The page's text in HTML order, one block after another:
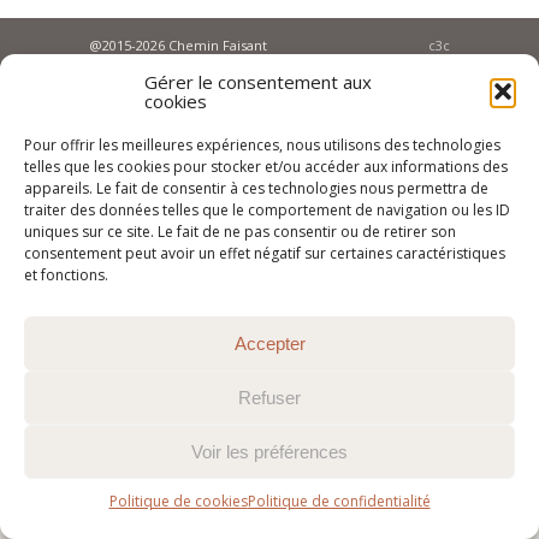
Gérer le consentement aux
cookies
Pour offrir les meilleures expériences, nous utilisons des technologies
telles que les cookies pour stocker et/ou accéder aux informations des
appareils. Le fait de consentir à ces technologies nous permettra de
traiter des données telles que le comportement de navigation ou les ID
uniques sur ce site. Le fait de ne pas consentir ou de retirer son
consentement peut avoir un effet négatif sur certaines caractéristiques
et fonctions.
Accepter
Refuser
Voir les préférences
Politique de cookiesPolitique de confidentialité
@2015-2026 Chemin Faisant c3c